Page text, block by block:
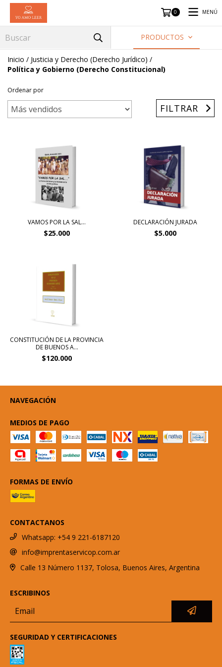
0 MENÚ
PRODUCTOS
Inicio / Justicia y Derecho (Derecho Jurídico) /
Política y Gobierno (Derecho Constitucional)
Ordenar por
FILTRAR
VAMOS POR LA SAL…
$25.000
DECLARACIÓN JURADA
$5.000
CONSTITUCIÓN DE LA PROVINCIA
DE BUENOS A...
$120.000
NAVEGACIÓN
MEDIOS DE PAGO
FORMAS DE ENVÍO
CONTACTANOS
Whatsapp: +54 9 221-6187120
info@imprentaservicop.com.ar
Calle 13 Número 1137, Tolosa, Buenos Aires, Argentina
ESCRIBINOS
SEGURIDAD Y CERTIFICACIONES